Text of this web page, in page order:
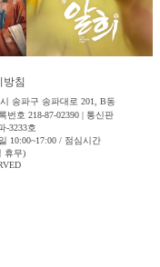
방침
송파구 송파대로 201, B동
번호 218-87-02390 | 통신판
-3233호
10:00~17:00 / 점심시간
휴무)